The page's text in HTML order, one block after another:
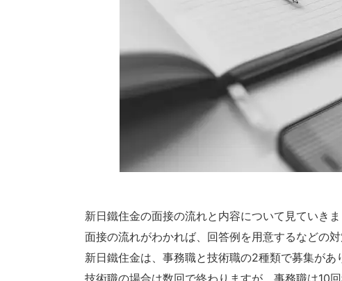
新日鐵住金の面接の流れと内容について見ていきま
面接の流れがわかれば、回答例を用意するなどの対
新日鐵住金は、事務職と技術職の2種類で募集があ
技術職の場合は数回で終わりますが、事務職は10回